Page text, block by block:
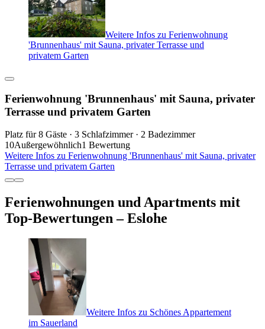
Weitere Infos zu Ferienwohnung
'Brunnenhaus' mit Sauna, privater Terrasse und
privatem Garten
Ferienwohnung 'Brunnenhaus' mit Sauna, privater
Terrasse und privatem Garten
Platz für 8 Gäste · 3 Schlafzimmer · 2 Badezimmer
10Außergewöhnlich1 Bewertung
Weitere Infos zu Ferienwohnung 'Brunnenhaus' mit Sauna, privater
Terrasse und privatem Garten
Ferienwohnungen und Apartments mit
Top-Bewertungen – Eslohe
Weitere Infos zu Schönes Appartement
im Sauerland